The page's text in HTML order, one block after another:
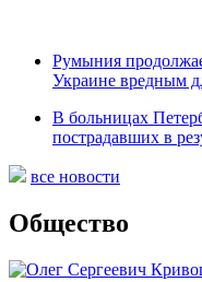
Румыния
Украине вредным
В больницах
пострадавших в
все новости
Общество